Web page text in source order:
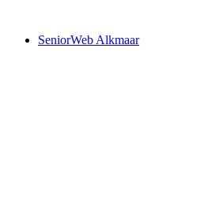
SeniorWeb Alkmaar